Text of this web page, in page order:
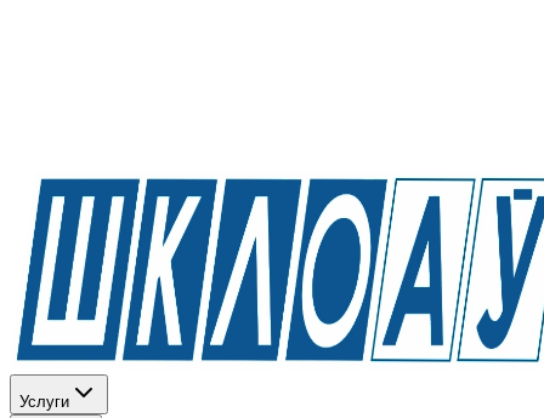
Услуги